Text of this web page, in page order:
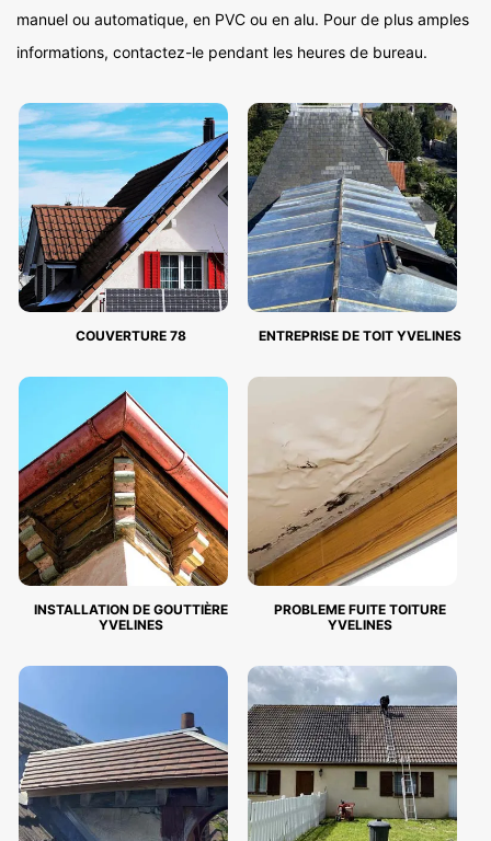
manuel ou automatique, en PVC ou en alu. Pour de plus amples
informations, contactez-le pendant les heures de bureau.
COUVERTURE 78 ENTREPRISE DE TOIT YVELINES
INSTALLATION DE GOUTTIÈRE
YVELINES
PROBLEME FUITE TOITURE
YVELINES